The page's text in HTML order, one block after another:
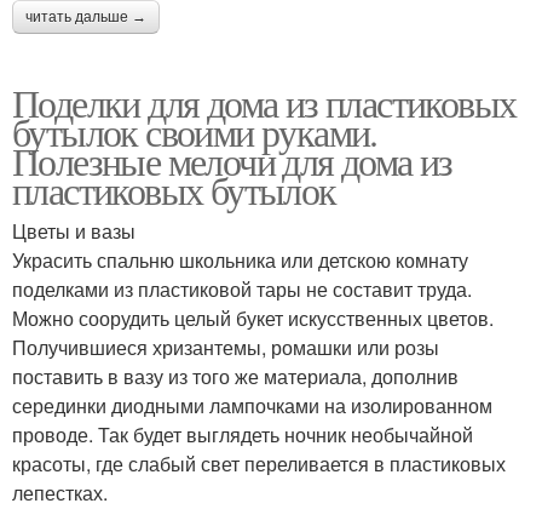
читать дальше →
Поделки для дома из пластиковых
бутылок своими руками.
Полезные мелочи для дома из
пластиковых бутылок
Цветы и вазы
Украсить спальню школьника или детскою комнату
поделками из пластиковой тары не составит труда.
Можно соорудить целый букет искусственных цветов.
Получившиеся хризантемы, ромашки или розы
поставить в вазу из того же материала, дополнив
серединки диодными лампочками на изолированном
проводе. Так будет выглядеть ночник необычайной
красоты, где слабый свет переливается в пластиковых
лепестках.